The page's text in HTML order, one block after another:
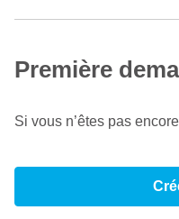
Première
Si vous n’êtes pas